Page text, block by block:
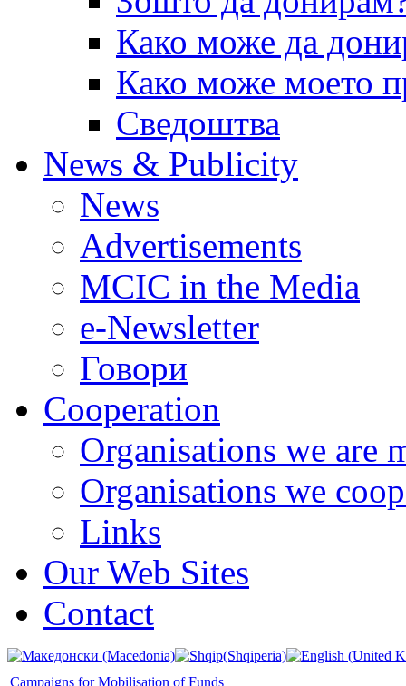
Како може да
Како може моето
Сведоштва
News & Publicity
News
Advertisements
MCIC in the Media
e-Newsletter
Говори
Cooperation
Organisations we are
Organisations we
Links
Our Web Sites
Contact
Campaigns for Mobilisation of Funds